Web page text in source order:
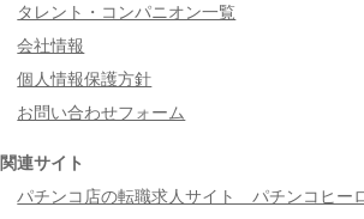
タレント・コンパニオン一覧
会社情報
個人情報保護方針
お問い合わせフォーム
関連サイト
パチンコ店の転職求人サイト パチンコヒー